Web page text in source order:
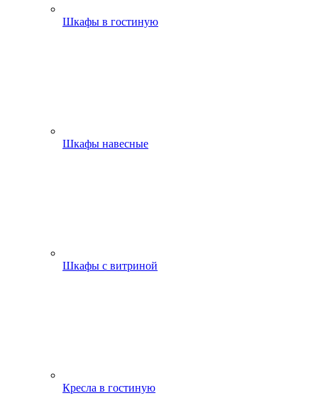
Шкафы в гостиную
Шкафы навесные
Шкафы с витриной
Кресла в гостиную